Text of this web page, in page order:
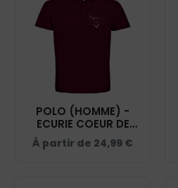
POLO (HOMME) -
ECURIE COEUR DE
SOLOGNE -
BURGUNDY - BCID1
À partir de 24,99 €